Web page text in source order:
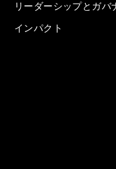
リーダーシップとガバ
インパクト